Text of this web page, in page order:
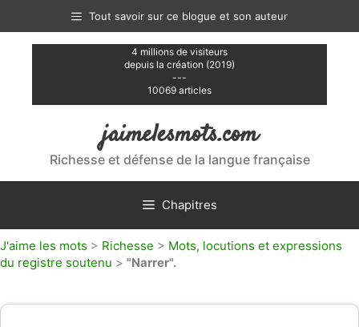
contenu
Tout savoir sur ce blogue et son auteur
4 millions de visiteurs
depuis la création (2019)
---
10069 articles
jaimelesmots.com
Richesse et défense de la langue française
Chapitres
J'aime les mots > Richesse > Mots, locutions et expressions
du registre soutenu > "Narrer".